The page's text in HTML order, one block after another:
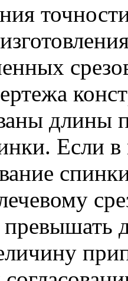
длины
Если